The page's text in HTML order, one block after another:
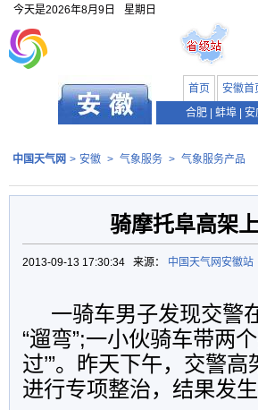
今天是2026年8月9日 星期日
首页 安徽首
合肥
蚌埠 安
中国天气网 > 安徽 > 气象服务 > 气象服务产品
骑摩托阜高架
2013-09-13 17:30:34 来源： 中国天气网安徽站
一骑车男子发现交警
“遛弯”;一小伙骑车带两
过’”。昨天下午，交警
进行专项整治，结果发